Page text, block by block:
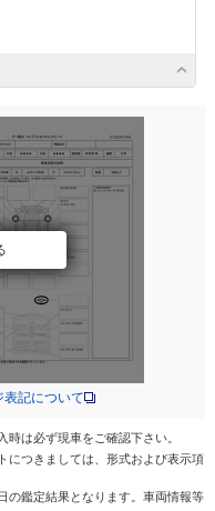
表記について
は必ず現車をご確認下さい。
につきましては、形式および表示項
の鑑定結果となります。車両情報等